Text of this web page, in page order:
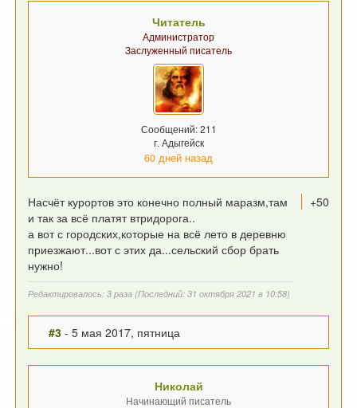
Читатель
Администратор
Заслуженный писатель
Сообщений: 211
г. Адыгейск
60 дней назад
+50
Насчёт курортов это конечно полный маразм,там
и так за всё платят втридорога..
а вот с городских,которые на всё лето в деревню
приезжают...вот с этих да...сельский сбор брать
нужно!
Редактировалось: 3 раза (Последний: 31 октября 2021 в 10:58)
#3 - 5 мая 2017, пятница
Николай
Начинающий писатель